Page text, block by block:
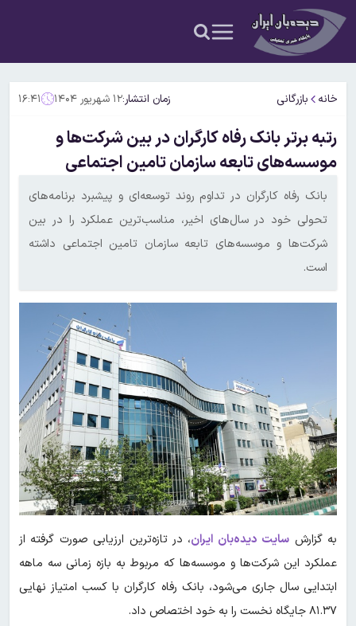
خانه بازرگانی زمان انتشار:۱۲ شهریور ۱۴۰۴ ۱۶:۴۱
رتبه برتر بانک رفاه کارگران در بین شرکت‌ها و
موسسه‌های تابعه سازمان تامین اجتماعی
بانک رفاه کارگران در تداوم روند توسعه‌ای و پیشبرد برنامه‌های
تحولی خود در سال‌های اخیر، مناسب‌ترین عملکرد را در بین
شرکت‌ها و موسسه‌های تابعه سازمان تامین اجتماعی داشته
است.
به گزارش سایت دیده‌بان ایران، در تازه‌ترین ارزیابی صورت گرفته از
عملکرد این شرکت‌ها و موسسه‌ها که مربوط به بازه زمانی سه ماهه
ابتدایی سال جاری می‌شود، بانک رفاه کارگران با کسب امتیاز نهایی
۸۱.۳۷ جایگاه نخست را به خود اختصاص داد.